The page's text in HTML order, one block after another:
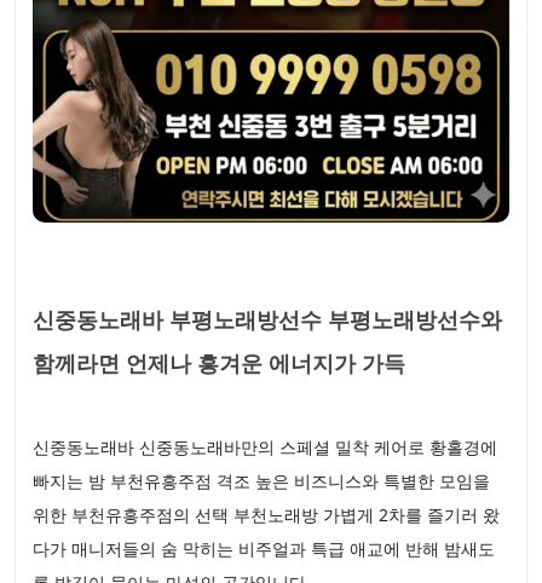
신중동노래바 부평노래방선수 부평노래방선수와
함께라면 언제나 흥겨운 에너지가 가득
신중동노래바 신중동노래바만의 스페셜 밀착 케어로 황홀경에
빠지는 밤 부천유흥주점 격조 높은 비즈니스와 특별한 모임을
위한 부천유흥주점의 선택 부천노래방 가볍게 2차를 즐기러 왔
다가 매니저들의 숨 막히는 비주얼과 특급 애교에 반해 밤새도